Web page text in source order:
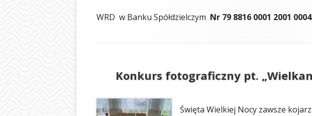
LOGOTYP
WRD w Banku Spółdzielczym Nr 79 8816 0001 2001
Konkurs fotograficzny pt.
Święta Wielkiej Nocy zawsze